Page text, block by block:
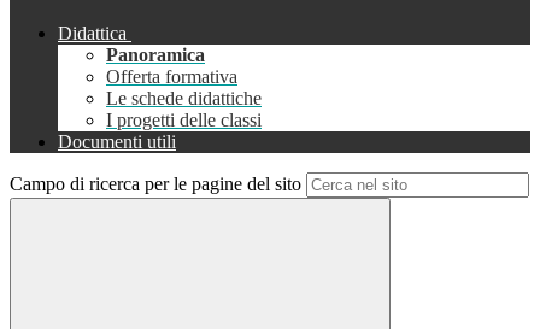
Didattica
Panoramica
Offerta formativa
Le schede didattiche
I progetti delle classi
Documenti utili
Campo di ricerca per le pagine del sito